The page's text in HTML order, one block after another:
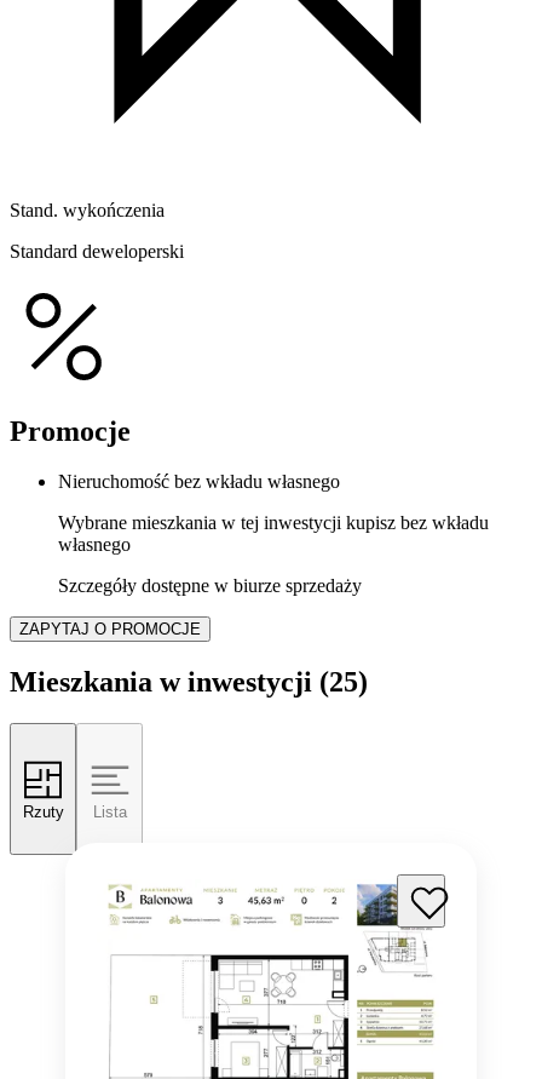
Stand. wykończenia
Standard deweloperski
Promocje
Nieruchomość bez wkładu własnego
Wybrane mieszkania w tej inwestycji kupisz bez wkładu
własnego
Szczegóły dostępne w biurze sprzedaży
ZAPYTAJ O PROMOCJE
Mieszkania w inwestycji (25)
Rzuty Lista